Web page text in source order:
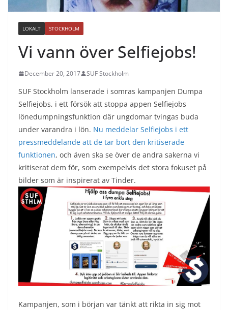
LOKALT STOCKHOLM
Vi vann över Selfiejobs!
December 20, 2017 SUF Stockholm
SUF Stockholm lanserade i somras kampanjen Dumpa
Selfiejobs, i ett försök att stoppa appen Selfiejobs
lönedumpningsfunktion där ungdomar tvingas buda
under varandra i lön. Nu meddelar Selfiejobs i ett
pressmeddelande att de tar bort den kritiserade
funktionen, och även ska se över de andra sakerna vi
kritiserat dem för, som exempelvis det stora fokuset på
bilder som är inspirerat av Tinder.
Kampanjen, som i början var tänkt att rikta in sig mot